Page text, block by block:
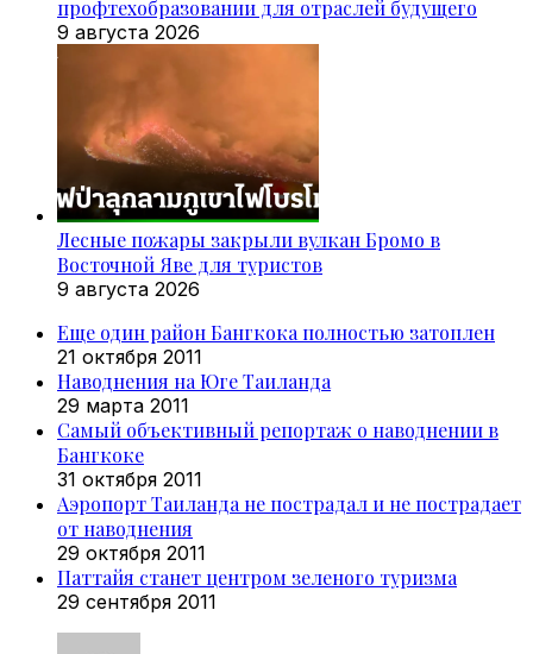
профтехобразовании для отраслей будущего
9 августа 2026
Лесные пожары закрыли вулкан Бромо в
Восточной Яве для туристов
9 августа 2026
Еще один район Бангкока полностью затоплен
21 октября 2011
Наводнения на Юге Таиланда
29 марта 2011
Самый объективный репортаж о наводнении в
Бангкоке
31 октября 2011
Аэропорт Таиланда не пострадал и не пострадает
от наводнения
29 октября 2011
Паттайя станет центром зеленого туризма
29 сентября 2011